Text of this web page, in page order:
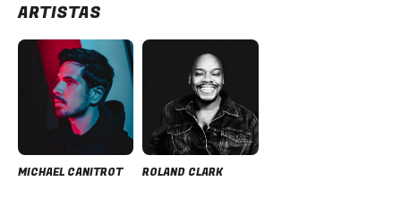
ARTISTAS
MICHAEL CANITROT ROLAND CLARK